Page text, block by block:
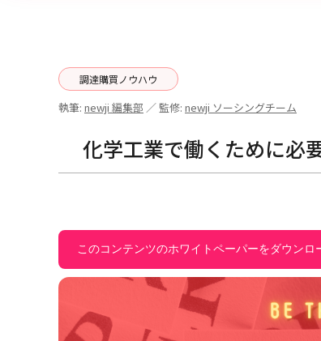
調達購買ノウハウ
執筆: newji 編集部 ／ 監修: newji ソーシングチーム
化学工業で働くために必
このコンテンツのホワイトペーパーをダウンロ